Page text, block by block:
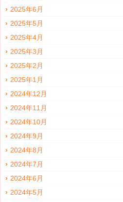
2025年6月
2025年5月
2025年4月
2025年3月
2025年2月
2025年1月
2024年12月
2024年11月
2024年10月
2024年9月
2024年8月
2024年7月
2024年6月
2024年5月